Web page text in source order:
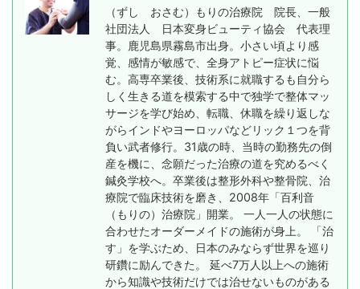
（ずし おさむ）もりの治療院 院長、一般
社団法人 日本変身ビューティ協会 代表理
事。鹿児島県霧島市出身。小さい頃より感
覚、感情が敏感で、全身アトピー症状に悩
む。高専卒業後、技術系に就職するも自分ら
しく生きる道を模索する中で独学で整体マッ
サージを学び始め、転職、休職を繰り返しな
がらインドやヨーロッパなどリック１つを背
負い武者修行。31歳の時、当時の勤務先の倒
産を機に、念願だった治療の道を究めるべく
鍼灸学校へ。卒業後は整形外科や整骨院、治
療院で臨床技術を磨き、2008年「百利音
（もりの）治療院」開業。 一人一人の状態に
合わせたオーダーメイドの施術が身上。 「治
す」を学ぶため、日本のみならず世界を巡り
研鑽に励んできた。 延べ7万人以上への施術
から知識や技術だけでは治せないものがある